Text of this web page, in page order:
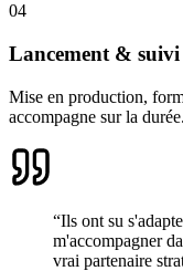
04
Lancement & suivi
Mise en production,
accompagne sur la durée.
“Ils ont su
m'accompagner
vrai partenaire